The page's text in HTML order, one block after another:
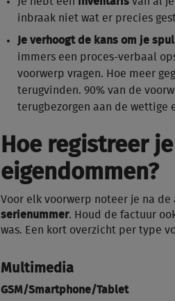
inbraak niet wat er precies
Je verhoogt de kans om je
immers een proces-verbaal
voorwerp vragen. Hoe meer
terugvinden. 90% van de
terugbezorgen aan de wettige
Hoe registreer
eigendommen?
Voor elk voorwerp noteer je na
serienummer. Houd de factuur
was. Een kort overzicht per type
Multimedia
GSM/Smartphone/Tablet